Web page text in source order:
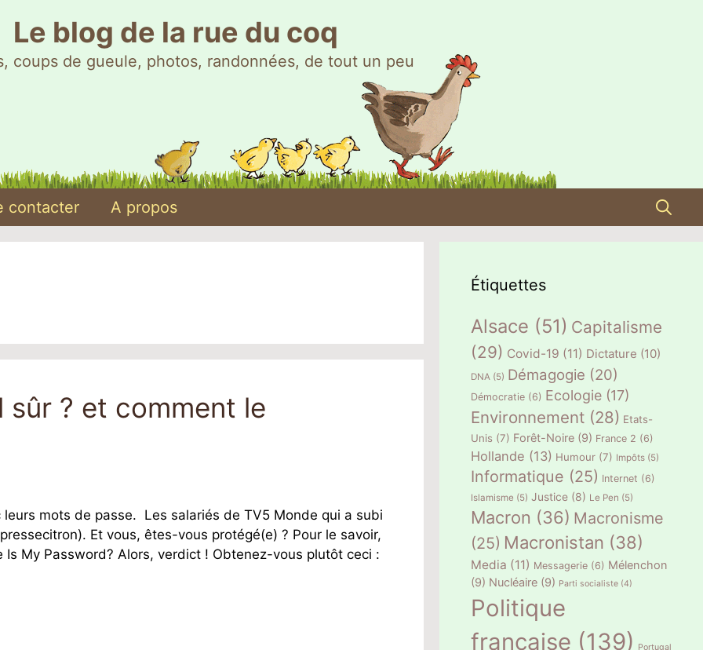
Le blog de la rue du coq
coups de gueule, photos, randonnées, de tout un peu
contacter A propos
? et comment le
mots de passe. Les salariés de TV5 Monde qui a subi
Et vous, êtes-vous protégé(e) ? Pour le savoir,
My Password? Alors, verdict ! Obtenez-vous plutôt ceci :
Étiquettes
Alsace (51) Capitalisme
(29) Covid-19 (11) Dictature (10)
DNA (5) Démagogie (20)
Démocratie (6) Ecologie (17)
Environnement (28) Etats-
Unis (7) Forêt-Noire (9) France 2 (6)
Hollande (13) Humour (7) Impôts (5)
Informatique (25) Internet (6)
Islamisme (5) Justice (8) Le Pen (5)
Macron (36) Macronisme
(25) Macronistan (38)
Media (11) Messagerie (6) Mélenchon
(9) Nucléaire (9) Parti socialiste (4)
Politique
française (139) Portugal